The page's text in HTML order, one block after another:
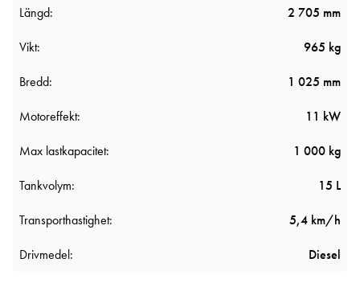
Längd: 2 705 mm
Vikt: 965 kg
Bredd: 1 025 mm
Motoreffekt: 11 kW
Max lastkapacitet: 1 000 kg
Tankvolym: 15 L
Transporthastighet: 5,4 km/h
Drivmedel: Diesel